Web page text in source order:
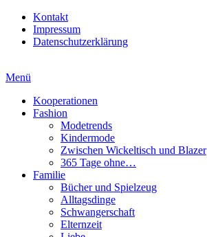
Kontakt
Impressum
Datenschutzerklärung
Menü
Kooperationen
Fashion
Modetrends
Kindermode
Zwischen Wickeltisch und Blazer
365 Tage ohne…
Familie
Bücher und Spielzeug
Alltagsdinge
Schwangerschaft
Elternzeit